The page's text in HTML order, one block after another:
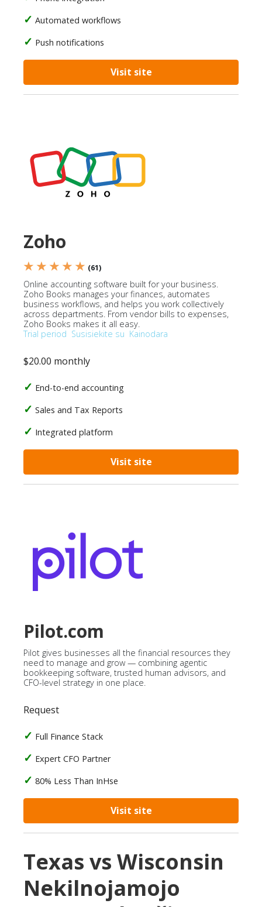
Automated workflows
Push notifications
Visit site
Zoho
★ ★ ★ ★ ★ (61)
Online accounting software built for your business.
Zoho Books manages your finances, automates
business workflows, and helps you work collectively
across departments. From vendor bills to expenses,
Zoho Books makes it all easy.
Trial period Susisiekite su Kainodara
$20.00 monthly
End-to-end accounting
Sales and Tax Reports
Integrated platform
Visit site
Pilot.com
Pilot gives businesses all the financial resources they
need to manage and grow — combining agentic
bookkeeping software, trusted human advisors, and
CFO-level strategy in one place.
Request
Full Finance Stack
Expert CFO Partner
80% Less Than InHse
Visit site
Texas vs Wisconsin
Nekilnojamojo